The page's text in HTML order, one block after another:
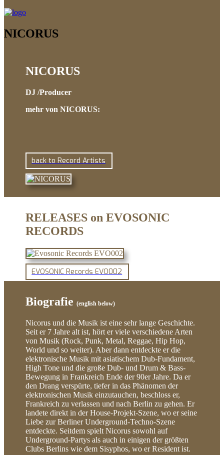
NICORUS
NICORUS
DJ /Producer
mehr von NICORUS:
back to Record Artists
RELEASES on EVOSONIC
RECORDS
EVOSONIC Records EVO002
Biografie(english below)
Nicorus und die Musik ist eine sehr lange Geschichte.
Seit er 7 Jahre alt ist, hört er viele verschiedene Arten
von Musik (Rock, Punk, Metal, Reggae, Hip Hop,
World und so weiter). Aber dann entdeckte er die
elektronische Musik mit asiatischem Dub-Fundament,
High Tone und die große Dub- und Drum & Bass-
Bewegung in Frankreich Ende der 90er Jahre. Da er
den Drang verspürte, tiefer in das Phänomen der
elektronischen Musik einzutauchen, beschloss er,
Frankreich zu verlassen und nach Berlin zu gehen. Er
landete direkt in der House-Projekt-Szene, wo er seine
Liebe zur Berliner Underground-Techno-Szene
entdeckte. Seitdem spielt Nicorus sowohl auf
Underground-Partys als auch in einigen der größten
Clubs Berlins wie dem Sisyphos, wo er Resident ist.